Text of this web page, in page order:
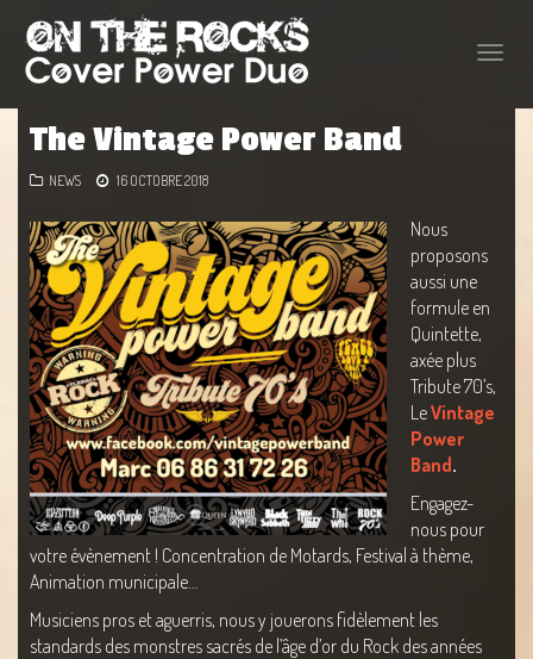
Toggle
The Vintage Power Band
NEWS 16 OCTOBRE 2018
Nous
proposons
aussi une
formule en
Quintette,
axée plus
Tribute 70’s,
LeVintage
Power
Band.
Engagez-
nous pour
votre évènement ! Concentration de Motards, Festival à thème,
Animation municipale…
Musiciens pros et aguerris, nous y jouerons fidèlement les
standards des monstres sacrés de l’âge d’or du Rock des années